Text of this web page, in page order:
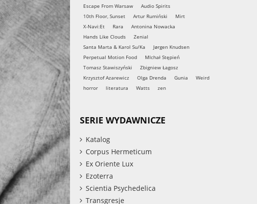
Escape From Warsaw
Audio Spirits
10th Floor, Sunset
Artur Rumiński
Mirt
X-Navi:Et
Rara
Antonina Nowacka
Hands Like Clouds
Zenial
Santa Marta & Karol Su/Ka
Jørgen Knudsen
Perpetual Motion Food
MIchał Stępień
Tomasz Stawiszyński
Zbigniew Łagosz
Krzysztof Azarewicz
Olga Drenda Gunia
Weird
horror
literatura Watts zen
SERIE WYDAWNICZE
Katalog
Corpus Hermeticum
Ex Oriente Lux
Ezoterra
Scientia Psychedelica
Transgresje